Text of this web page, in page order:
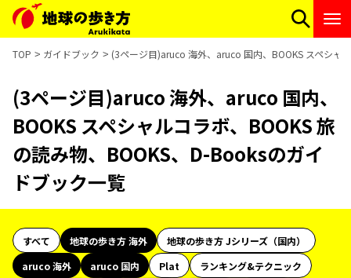
TOP ガイドブック (3ページ目)aruco 海外、aruco 国内、BOOKS スペシャ
(3ページ目)aruco 海外、aruco 国内、
BOOKS スペシャルコラボ、BOOKS 旅
の読み物、BOOKS、D-Booksのガイ
ドブック一覧
すべて 地球の歩き方 海外
地球の歩き方 Jシリーズ（国内）
aruco 海外
aruco 国内 Plat
ランキング&テクニック